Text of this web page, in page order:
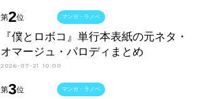
第2位
『僕とロボコ』単行本表紙の元ネタ・
オマージュ・パロディまとめ
2026-07-21 10:00
マンガ・ラノベ
第3位 マンガ・ラノベ